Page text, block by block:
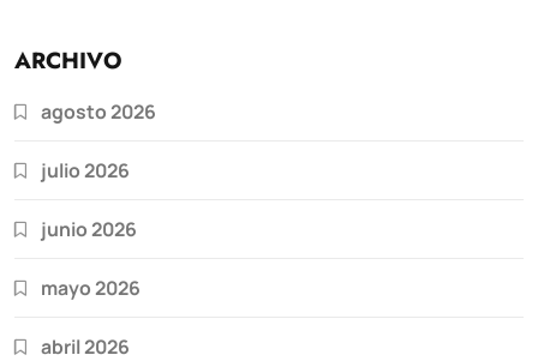
ARCHIVO
agosto 2026
julio 2026
junio 2026
mayo 2026
abril 2026